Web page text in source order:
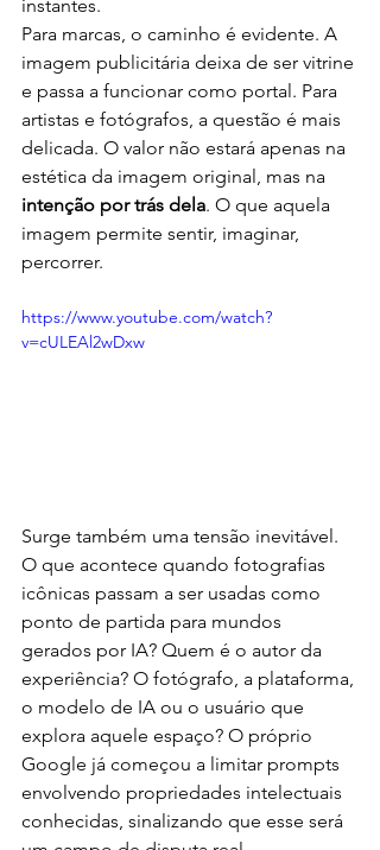
instantes.
Para marcas, o caminho é evidente. A
imagem publicitária deixa de ser vitrine
e passa a funcionar como portal. Para
artistas e fotógrafos, a questão é mais
delicada. O valor não estará apenas na
estética da imagem original, mas na
intenção por trás dela. O que aquela
imagem permite sentir, imaginar,
percorrer.
https://www.youtube.com/watch?
v=cULEAl2wDxw
Surge também uma tensão inevitável.
O que acontece quando fotografias
icônicas passam a ser usadas como
ponto de partida para mundos
gerados por IA? Quem é o autor da
experiência? O fotógrafo, a plataforma,
o modelo de IA ou o usuário que
explora aquele espaço? O próprio
Google já começou a limitar prompts
envolvendo propriedades intelectuais
conhecidas, sinalizando que esse será